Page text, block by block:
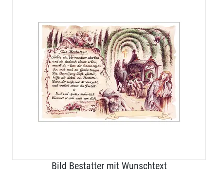
Bild Bestatter mit Wunschtext